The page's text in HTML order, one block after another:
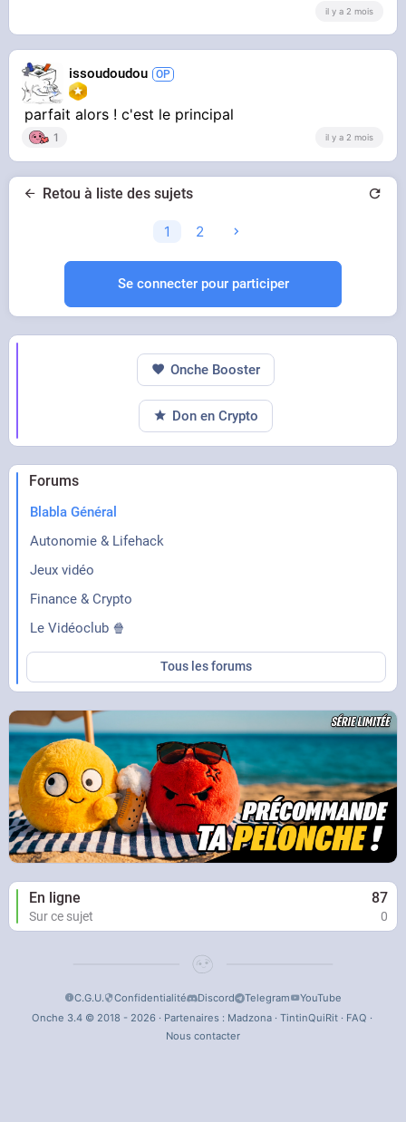
il y a 2 mois
issoudoudou
parfait alors ! c'est le principal
1 il y a 2 mois
Retou à liste des sujets
1 2
Se connecter pour participer
Forums
Blabla Général
Autonomie & Lifehack
Jeux vidéo
Finance & Crypto
Le Vidéoclub 🍿
Tous les forums
En ligne 87
Sur ce sujet 0
Onche Booster
Don en Crypto
C.G.U. Confidentialité Discord Telegram
YouTube
Onche 3.4 © 2018 - 2026 · Partenaires : Madzona· TintinQuiRit· FAQ ·
Nous contacter